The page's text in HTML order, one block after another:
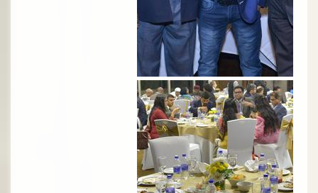
الصورة